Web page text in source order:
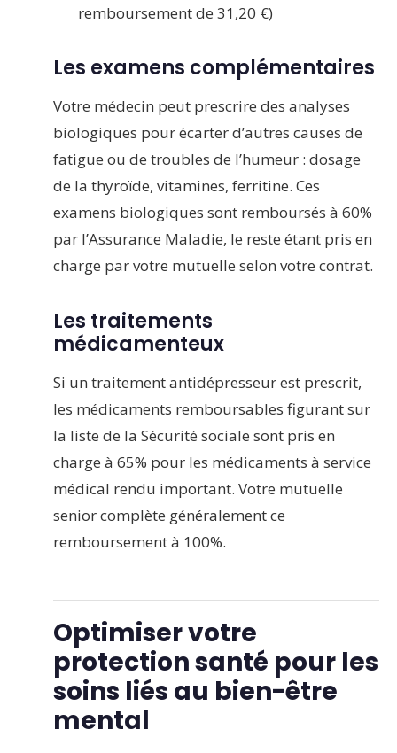
remboursement de 31,20 €)
Les examens complémentaires
Votre médecin peut prescrire des analyses
biologiques pour écarter d’autres causes de
fatigue ou de troubles de l’humeur : dosage
de la thyroïde, vitamines, ferritine. Ces
examens biologiques sont remboursés à 60%
par l’Assurance Maladie, le reste étant pris en
charge par votre mutuelle selon votre contrat.
Les traitements
médicamenteux
Si un traitement antidépresseur est prescrit,
les médicaments remboursables figurant sur
la liste de la Sécurité sociale sont pris en
charge à 65% pour les médicaments à service
médical rendu important. Votre mutuelle
senior complète généralement ce
remboursement à 100%.
Optimiser votre
protection santé pour les
soins liés au bien-être
mental